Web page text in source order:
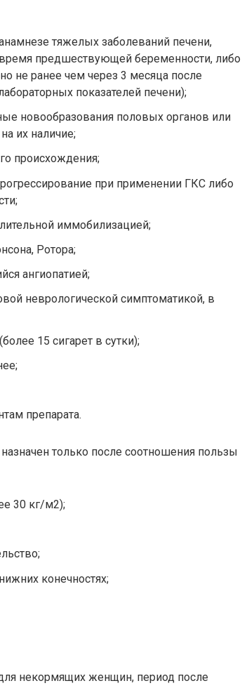
тяжелых заболеваний печени,
время предшествующей беременности, либо
не ранее чем через 3 месяца после
показателей печени);
новообразования половых органов или
их наличие;
происхождения;
при применении ГКС либо
иммобилизацией;
Ротора;
ангиопатией;
неврологической симптоматикой, в
15 сигарет в сутки);
препарата.
только после соотношения пользы
30 кг/м2);
конечностях;
некормящих женщин, период после